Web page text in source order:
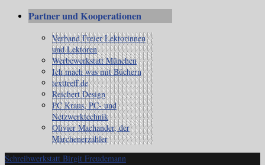
Partner und Kooperationen
Verband Freier Lektorinnen
und Lektoren
Werbewerkstatt München
Ich mach was mit Büchern
texttreff.de
Reichert Design
PC Kraus, PC- und
Netzwerktechnik
Olivier Machander, der
Märchenerzähler
Schreibwerkstatt Birgit Freudemann